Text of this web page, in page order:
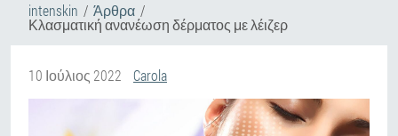
intenskin Άρθρα
Κλασματική ανανέωση δέρματος με λέιζερ
10 Ιούλιος 2022 Carola